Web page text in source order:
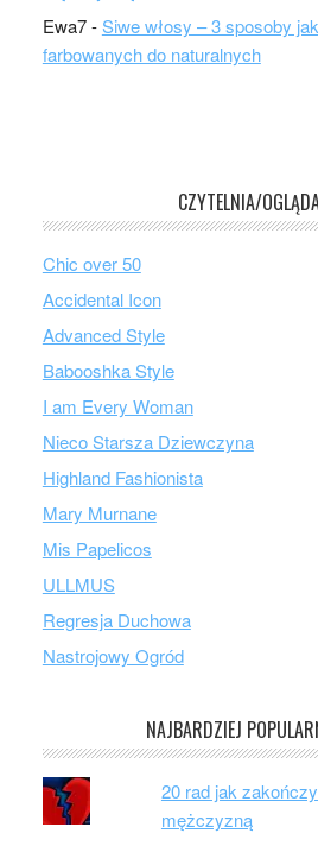
Ewa7-Siwe włosy – 3 sposoby
farbowanych do naturalnych
CZYTELNIA/
Chic over 50
Accidental Icon
Advanced Style
Babooshka Style
I am Every Woman
Nieco Starsza Dziewczyna
Highland Fashionista
Mary Murnane
Mis Papelicos
ULLMUS
Regresja Duchowa
Nastrojowy Ogród
NAJBARDZIEJ
20 rad jak
mężczyzną